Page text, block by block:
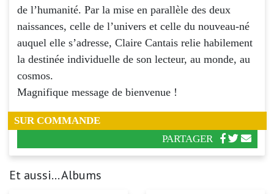
de l’humanité. Par la mise en parallèle des deux
naissances, celle de l’univers et celle du nouveau-né
auquel elle s’adresse, Claire Cantais relie habilement
la destinée individuelle de son lecteur, au monde, au
cosmos.
Magnifique message de bienvenue !
SUR COMMANDE
PARTAGER
Et aussi... Albums